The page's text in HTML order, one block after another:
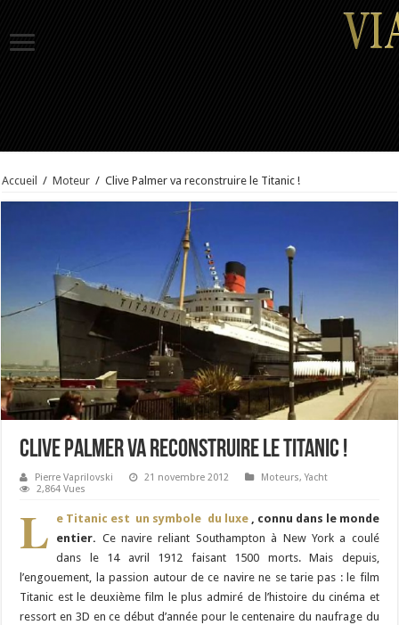
Accueil / Moteur / Clive Palmer va reconstruire le Titanic !
Clive Palmer va reconstruire le Titanic !
Pierre Vaprilovski 21 novembre 2012 Moteurs,Yacht
2,864 Vues
L e Titanic est un symbole du luxe , connu dans le monde
entier. Ce navire reliant Southampton à New York a coulé
dans le 14 avril 1912 faisant 1500 morts. Mais depuis,
l’engouement, la passion autour de ce navire ne se tarie pas : le film
Titanic est le deuxième film le plus admiré de l’histoire du cinéma et
ressort en 3D en ce début d’année pour le centenaire du naufrage du